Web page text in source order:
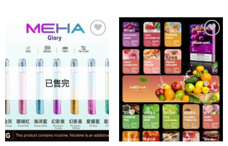
wishlist
已售完
Add to
wishlist